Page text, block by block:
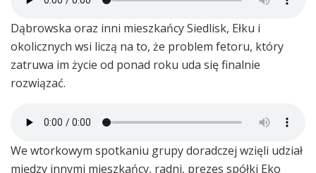
Dąbrowska oraz inni mieszkańcy Siedlisk, Ełku i
okolicznych wsi liczą na to, że problem fetoru, który
zatruwa im życie od ponad roku uda się finalnie
rozwiązać.
We wtorkowym spotkaniu grupy doradczej wzięli udział
między innymi mieszkańcy, radni, prezes spółki Eko